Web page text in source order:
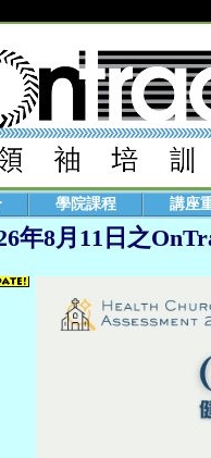
學院課程
講座
年8月11日之